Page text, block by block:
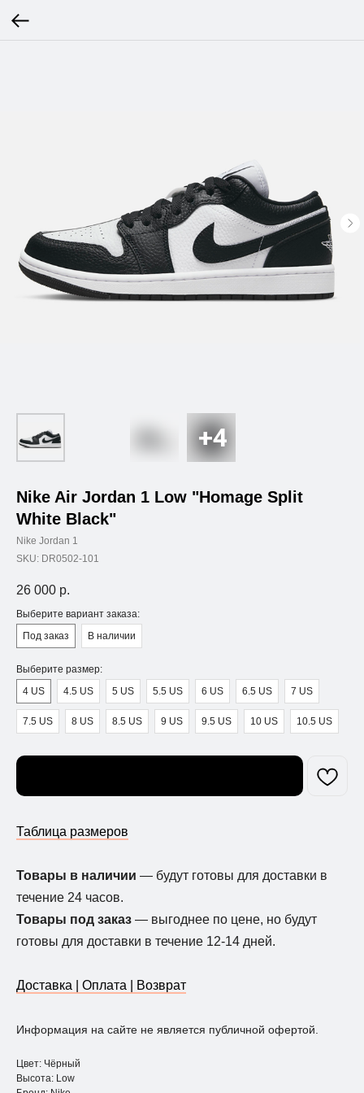
Nike Air Jordan 1 Low "Homage Split
White Black"
Nike Jordan 1
SKU: DR0502-101
26 000 р.
Выберите вариант заказа:
Под заказ
В наличии
Выберите размер:
4 US
4.5 US 5 US 5.5 US 6 US 6.5 US 7 US
7.5 US 8 US 8.5 US 9 US 9.5 US 10 US 10.5 US
Таблица размеров
Товары в наличии — будут готовы для доставки в
течение 24 часов.
Товары под заказ — выгоднее по цене, но будут
готовы для доставки в течение 12-14 дней.
Доставка | Оплата | Возврат
Информация на сайте не является публичной офертой.
Цвет: Чёрный
Высота: Low